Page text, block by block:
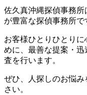
佐久真沖縄探偵事務
が豊富な探偵事務所で
お客様ひとりひとりに
めに、最善な提案・
査を行います。
ぜひ、人探しのお悩
さい。